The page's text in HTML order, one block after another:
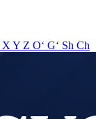
X Y Z O‘ G‘ Sh Ch